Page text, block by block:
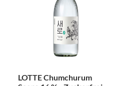
LOTTE Chumchurum